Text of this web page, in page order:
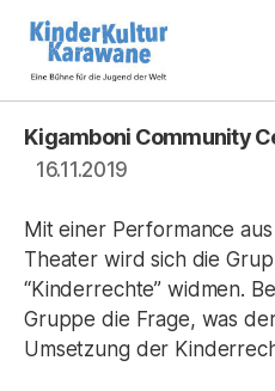
-
Bühne
die
Kigamboni Community
16.11.2019
Mit einer Performance
Theater wird sich die
“Kinderrechte” widmen.
Gruppe die Frage, was
Umsetzung der